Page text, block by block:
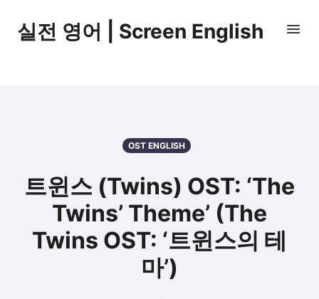
실전 영어 | Screen English
OST ENGLISH
트윈스 (Twins) OST: ‘The
Twins’ Theme’ (The
Twins OST: ‘트윈스의 테
마’)